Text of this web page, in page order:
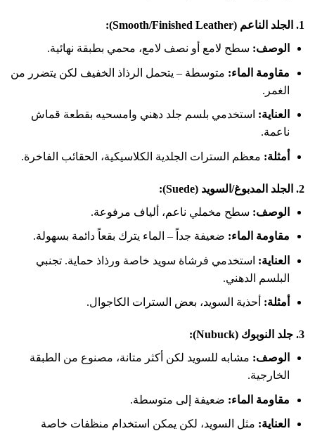
1. الجلد الناعم (Smooth/Finished Leather):
الوصف: سطح لامع أو نصف لامع، محمي بطبقة نهائية.
مقاومة الماء: متوسطة – يتحمل الرذاذ الخفيف لكن يتضرر من
الغمر.
العناية: استخدمي بلسم جلد دهني وامسحيه بقطعة قماش
ناعمة.
أمثلة: معظم السترات الجلدية الكلاسيكية، الحقائب الفاخرة.
2. الجلد المدبوغ/السويد (Suede):
الوصف: سطح مخملي ناعم، ألياف مرفوعة.
مقاومة الماء: ضعيفة جداً – الماء يترك بقعاً دائمة بسهولة.
العناية: استخدمي فرشاة سويد خاصة ورذاذ حماية. تجنبي
البلسم الدهني.
أمثلة: أحذية السويد، بعض السترات الكاجوال.
3. جلد النوبوك (Nubuck):
الوصف: مشابه للسويد لكن أكثر متانة، مصنوع من الطبقة
الخارجية.
مقاومة الماء: ضعيفة إلى متوسطة.
العناية: مثل السويد، لكن يمكن استخدام منظفات خاصة